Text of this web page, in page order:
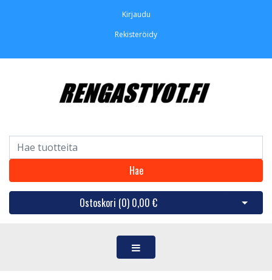
Kirjaudu
Rekisteröidy
Hae
Ostoskori (0) 0,00 € Avaa